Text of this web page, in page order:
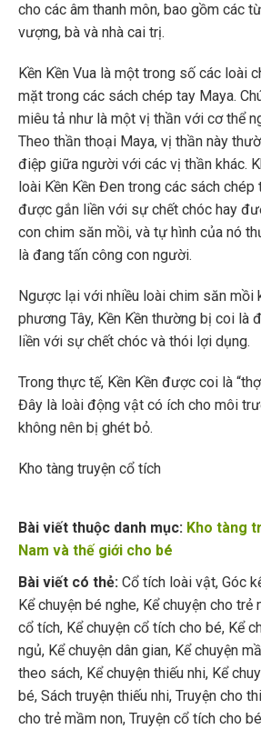
cho các âm thanh môn, bao gồm các
vượng, bà và nhà cai trị.
Kền Kền Vua là một trong số các loài
mặt trong các sách chép tay Maya.
miêu tả như là một vị thần với cơ thể
Theo thần thoại Maya, vị thần này
điệp giữa người với các vị thần khác.
loài Kền Kền Đen trong các sách
được gắn liền với sự chết chóc hay
con chim săn mồi, và tự hình của nó
là đang tấn công con người.
Ngược lại với nhiều loài chim săn mồi
phương Tây, Kền Kền thường bị coi là
liền với sự chết chóc và thói lợi dụng.
Trong thực tế, Kền Kền được coi là
Đây là loài động vật có ích cho môi
không nên bị ghét bỏ.
Kho tàng truyện cổ tích
Bài viết thuộc danh mục: Kho tàng
Nam và thế giới cho bé
Bài viết có thẻ: Cổ tích loài vật, Góc
Kể chuyện bé nghe, Kể chuyện cho trẻ
cổ tích, Kể chuyện cổ tích cho bé, Kể
ngủ, Kể chuyện dân gian, Kể chuyện
theo sách, Kể chuyện thiếu nhi, Kể
bé, Sách truyện thiếu nhi, Truyện cho
cho trẻ mầm non, Truyện cổ tích cho